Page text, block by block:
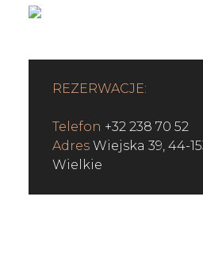
REZERWACJE:
Telefon +32 238 70 52
Adres Wiejska 39, 44-
Wielkie